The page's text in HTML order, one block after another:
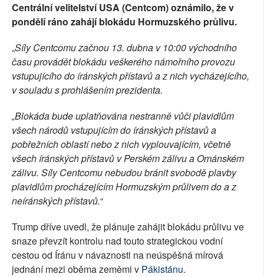
Centrální velitelství USA (Centcom) oznámilo, že v
pondělí ráno zahájí blokádu Hormuzského průlivu.
„Síly Centcomu začnou 13. dubna v 10:00 východního
času provádět blokádu veškerého námořního provozu
vstupujícího do íránských přístavů a z nich vycházejícího,
v souladu s prohlášením prezidenta.
„Blokáda bude uplatňována nestranně vůči plavidlům
všech národů vstupujícím do íránských přístavů a
pobřežních oblastí nebo z nich vyplouvajícím, včetně
všech íránských přístavů v Perském zálivu a Ománském
zálivu. Síly Centcomu nebudou bránit svobodě plavby
plavidlům procházejícím Hormuzským průlivem do a z
neíránských přístavů.“
Trump dříve uvedl, že plánuje zahájit blokádu průlivu ve
snaze převzít kontrolu nad touto strategickou vodní
cestou od Íránu v návaznosti na neúspěšná mírová
jednání mezi oběma zeměmi v Pákistánu.